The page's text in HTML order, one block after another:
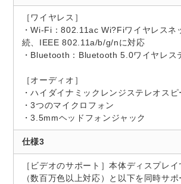
［ワイヤレス］
・Wi-Fi：802.11ac Wi?Fiワイヤレスネ
続、IEEE 802.11a/b/g/nに対応
・Bluetooth：Bluetooth 5.0ワイヤレス
［オーディオ］
・ハイダイナミックレンジステレオスピ
・3つのマイクロフォン
・3.5mmヘッドフォンジャック
仕様3
［ビデオのサポート］本体ディスプレ
（数百万色以上対応）と以下を同時サポ